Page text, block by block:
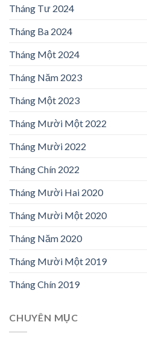
Tháng Tư 2024
Tháng Ba 2024
Tháng Một 2024
Tháng Năm 2023
Tháng Một 2023
Tháng Mười Một 2022
Tháng Mười 2022
Tháng Chín 2022
Tháng Mười Hai 2020
Tháng Mười Một 2020
Tháng Năm 2020
Tháng Mười Một 2019
Tháng Chín 2019
CHUYÊN MỤC